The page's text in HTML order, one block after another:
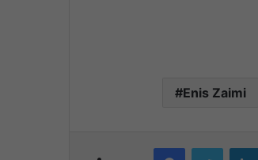
Enis Zaimi
FacebookTwitter